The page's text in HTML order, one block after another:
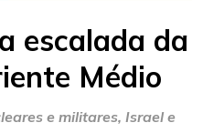
escalada da
Médio
e militares, Israel e